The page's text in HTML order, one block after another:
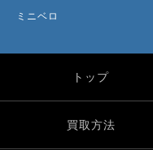
ミニベロ
トップ
買取方法